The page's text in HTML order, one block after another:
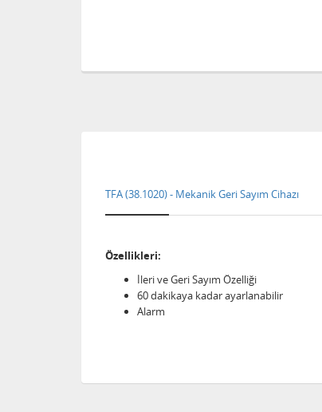
TFA (38.1020) - Mekanik Geri Sayım Cihazı
Özellikleri:
İleri ve Geri Sayım Özelliği
60 dakikaya kadar ayarlanabilir
Alarm